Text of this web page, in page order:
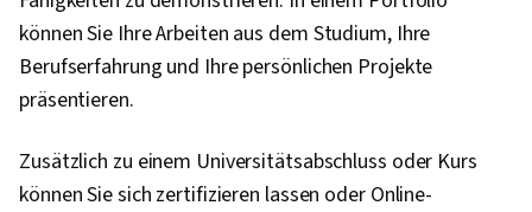
können Sie Ihre Arbeiten aus dem Studium, Ihre
Berufserfahrung und Ihre persönlichen Projekte
präsentieren.
Zusätzlich zu einem Universitätsabschluss oder Kurs
können Sie sich zertifizieren lassen oder Online-